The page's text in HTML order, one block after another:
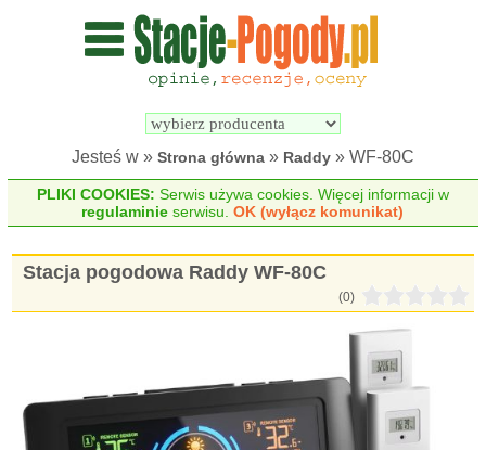
Wyszukiwarka
pogodowych
Jesteś w » Strona główna » Raddy » WF-80C
PLIKI COOKIES: Serwis używa cookies. Więcej informacji w
regulaminie serwisu.OK (wyłącz komunikat)
Stacja pogodowa Raddy WF-80C
(0)